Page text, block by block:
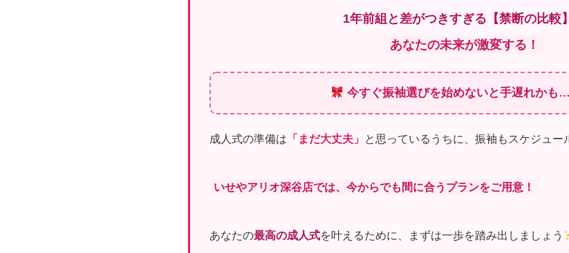
1年前組と差がつきすぎる【禁断の比較
あなたの未来が激変する！
今すぐ振袖選びを始めないと手遅れかも
成人式の準備は 「まだ大丈夫」 と思っているうちに、振袖もスケジュー
いせやアリオ深谷店では、今からでも間に合うプランをご用意！
あなたの最高の成人式を叶えるために、まずは一歩を踏み出しましょう